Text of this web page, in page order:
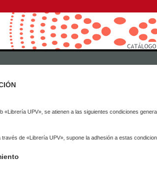
UPV», se atienen a las siguientes condiciones
de «Librería UPV», supone la adhesión a estas